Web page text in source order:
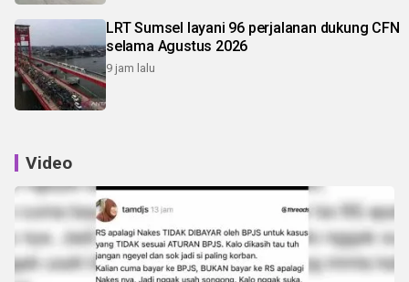
LRT Sumsel layani 96 perjalanan dukung CFN
selama Agustus 2026
9 jam lalu
Video